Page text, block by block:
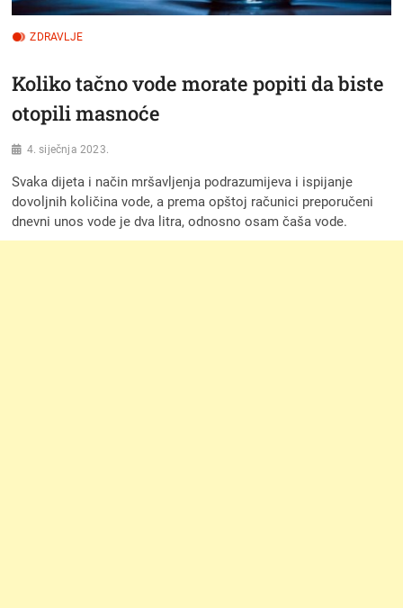
ZDRAVLJE
Koliko tačno vode morate popiti da biste
otopili masnoće
4. siječnja 2023.
Svaka dijeta i način mršavljenja podrazumijeva i ispijanje
dovoljnih količina vode, a prema opštoj računici preporučeni
dnevni unos vode je dva litra, odnosno osam čaša vode.